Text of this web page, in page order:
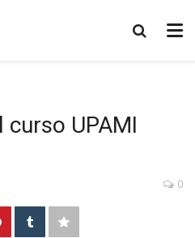
UPAMI
0